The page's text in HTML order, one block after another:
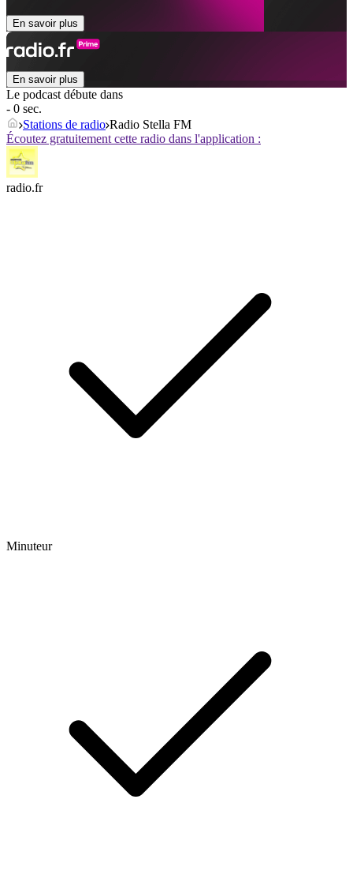
En savoir plus
En savoir plus
Le podcast débute dans
- 0 sec.
Stations de radio Radio Stella FM
Écoutez gratuitement cette radio dans l'application :
radio.fr
Minuteur